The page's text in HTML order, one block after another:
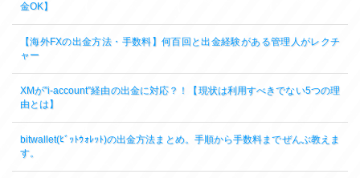
金OK】
【海外FXの出金方法・手数料】何百回と出金経験がある管理人がレクチ
ャー
XMが”i-account”経由の出金に対応？！【現状は利用すべきでない5つの理
由とは】
bitwallet(ﾋﾞｯﾄｳｫﾚｯﾄ)の出金方法まとめ。手順から手数料までぜんぶ教えま
す。